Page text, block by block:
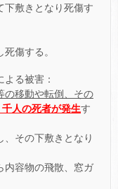
敷きとなり死傷す
傷する。
る被害：
の移動や転倒、その
人の死者が発生す
その下敷きとなり
容物の飛散、窓ガ